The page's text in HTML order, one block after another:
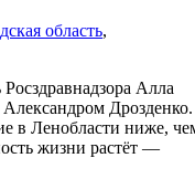
область,
Алла
Дрозденко.
в Ленобласти ниже,
жизни растёт —